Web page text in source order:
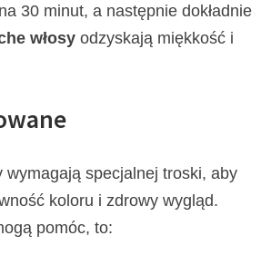
30 minut, a następnie dokładnie
włosy odzyskają miękkość i
wymagają specjalnej troski, aby
koloru i zdrowy wygląd.
pomóc, to: